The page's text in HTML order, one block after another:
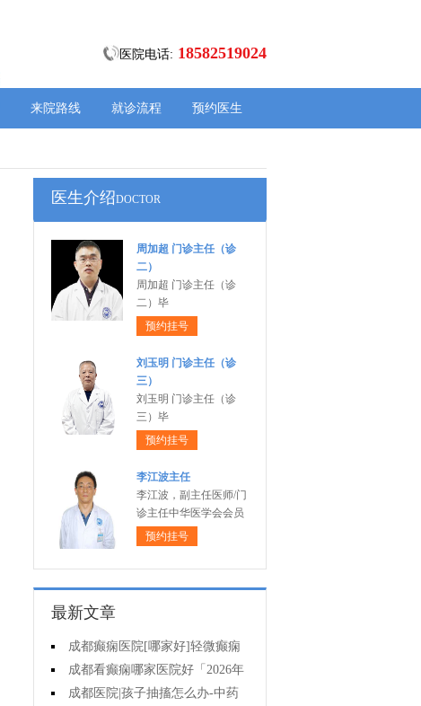
医院电话: 18582519024
来院路线 就诊流程 预约医生
医生介绍DOCTOR
周加超 门诊主任（诊
二）
周加超 门诊主任（诊
二）毕
预约挂号
刘玉明 门诊主任（诊
三）
刘玉明 门诊主任（诊
三）毕
预约挂号
李江波主任
李江波，副主任医师/门
诊主任中华医学会会员
预约挂号
最新文章
成都癫痫医院[哪家好]轻微癫痫
可以不治疗吗?
成都看癫痫哪家医院好「2026年
度公布」癫痫发作时要做什么?
成都医院|孩子抽搐怎么办-中药